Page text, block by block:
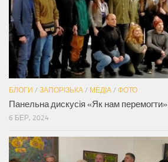
БЛОГИ / ЗАПОРІЗЬКА / МЕДІА / ФОТО
Панельна дискусія «Як нам перемогти»
6 БЕР, 2024